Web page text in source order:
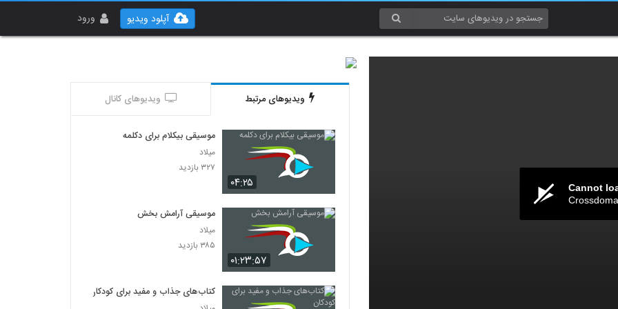
ورود آپلود ویدیو
Cannot
ویدیوهای مرتبط ویدیوهای کانال
۰۴:۲۵
موسیقی بیکلام برای دکلمه
میلاد
۳۲۷ بازدید
۰۱:۲۳:۵۷
موسیقی آرامش بخش
میلاد
۳۸۵ بازدید
کتاب‌های جذاب و مفید برای کودکان